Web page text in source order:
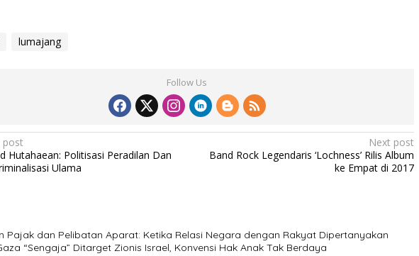
lumajang
Follow Us
post
Hutahaean: Politisasi Peradilan Dan
Ulama
Next post
Band Rock Legendaris ‘Lochness’ Rilis Album
ke Empat di 2017
Pajak dan Pelibatan Aparat: Ketika Relasi Negara dengan Rakyat Dipertanyakan
“Sengaja” Ditarget Zionis Israel, Konvensi Hak Anak Tak Berdaya